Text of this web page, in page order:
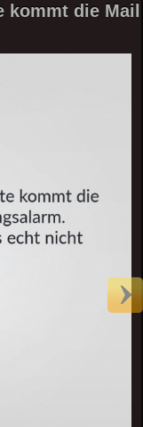
kommt die Mail